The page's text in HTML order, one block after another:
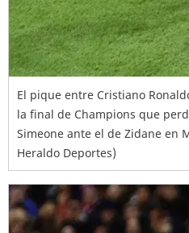
El pique entre Cristiano
la final de Champions que
Simeone ante el de Zidane en
Heraldo Deportes)